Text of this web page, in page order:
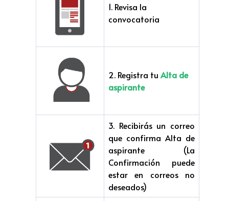
1. Revisa la
convocatoria
2. Registra tu Alta de
aspirante
3. Recibirás un correo
que confirma Alta de
aspirante (La
Confirmación puede
estar en correos no
deseados)